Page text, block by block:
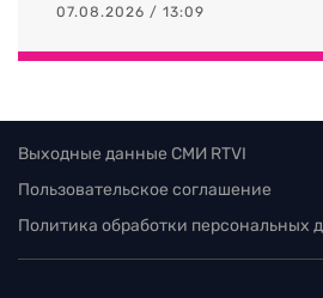
07.08.2026 / 13:09
Выходные данные СМИ RTVI
Пользовательское соглашение
Политика обработки персональных